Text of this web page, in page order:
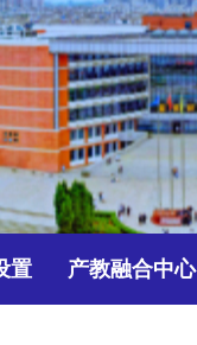
置 产教融合中心